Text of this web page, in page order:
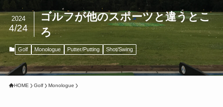
ゴルフが他のスポーツと違うとこ
ろ
2024
4/24
Golf Monologue Putter/Putting Shot/Swing
HOME Golf Monologue